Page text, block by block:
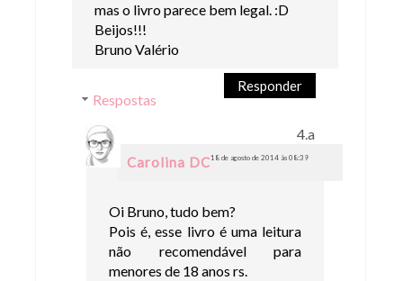
mas o livro parece bem legal. :D
Beijos!!!
Bruno Valério
Responder
Respostas
Carolina DC18 de agosto de 2014 às 08:39
Oi Bruno, tudo bem?
Pois é, esse livro é uma leitura
não recomendável para
menores de 18 anos rs.